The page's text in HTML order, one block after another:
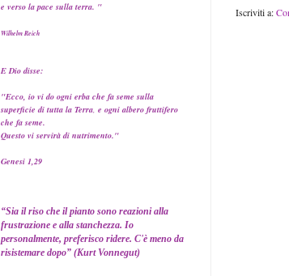
Iscriviti a:
e verso la pace sulla terra. "
Wilhelm Reich
E Dio disse:
"Ecco, io vi do ogni erba che fa seme sulla
superficie di tutta la Terra, e ogni albero fruttifero
che fa seme.
Questo vi servirà di nutrimento."
Genesi 1,29
“Sia il riso che il pianto sono reazioni alla
frustrazione e alla stanchezza. Io
personalmente, preferisco ridere. C'è meno da
risistemare dopo” (Kurt Vonnegut)